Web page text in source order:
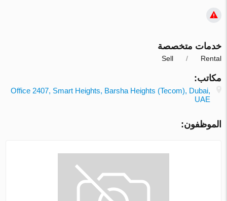
خدمات متخصصة
Rental
Sell
مكاتب:
Office 2407, Smart Heights, Barsha Heights (Tecom), Dubai,
UAE
الموظفون: